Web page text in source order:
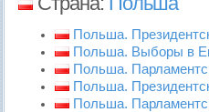
Польша.
Польша. Выборы в
Польша.
Польша.
Польша.